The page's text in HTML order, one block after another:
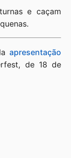
e caçam
apresentação
de 18 de